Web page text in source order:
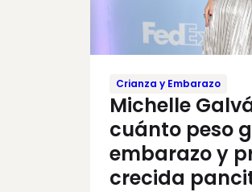
Crianza y Embarazo
Michelle
cuánto peso
embarazo y
crecida